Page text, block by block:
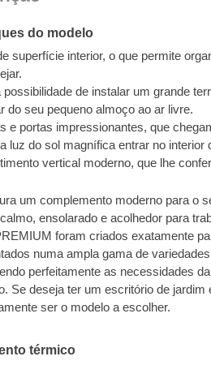
do modelo
superfície interior, o que permite
possibilidade de instalar um grande
do seu pequeno almoço ao ar livre.
e portas impressionantes, que
luz do sol magnífica entrar no interior
vertical moderno, que lhe
um complemento moderno para o
ensolarado e acolhedor para
foram criados exatamente
numa ampla gama de
perfeitamente as necessidades
Se deseja ter um escritório de
ser o modelo a escolher.
térmico